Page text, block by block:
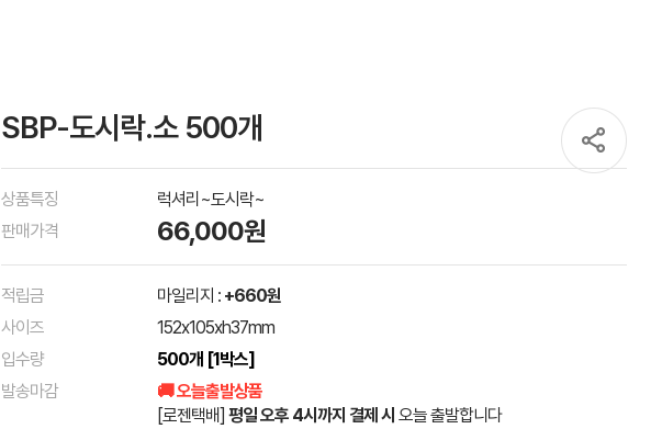
SBP-도시락.소 500개
상품특징
럭셔리~도시락~
판매가격
66,000원
적립금 마일리지 : +660원
사이즈
152x105xh37mm
입수량
500개 [1박스]
발송마감
🚚 오늘출발상품
[로젠택배] 평일 오후 4시까지 결제 시 오늘 출발합니다